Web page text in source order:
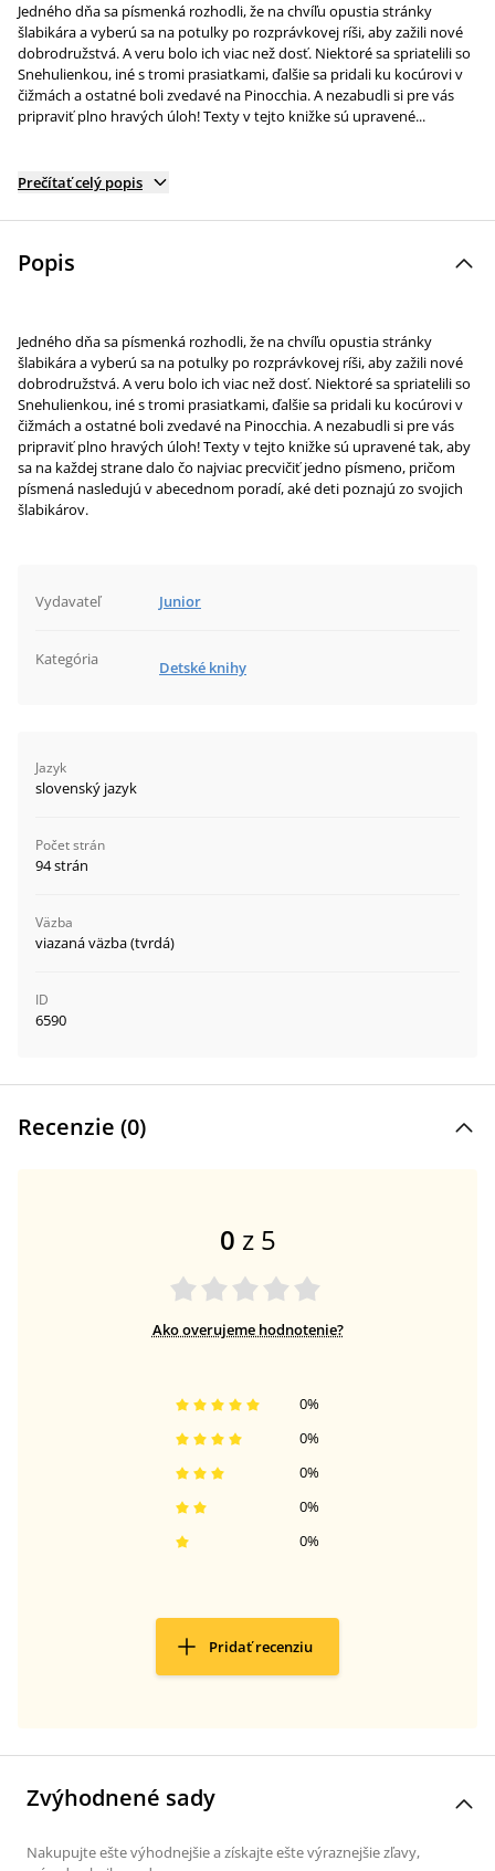
Jedného dňa sa písmenká rozhodli, že na chvíľu opustia stránky
šlabikára a vyberú sa na potulky po rozprávkovej ríši, aby zažili nové
dobrodružstvá. A veru bolo ich viac než dosť. Niektoré sa spriatelili so
Snehulienkou, iné s tromi prasiatkami, ďalšie sa pridali ku kocúrovi v
čižmách a ostatné boli zvedavé na Pinocchia. A nezabudli si pre vás
pripraviť plno hravých úloh! Texty v tejto knižke sú upravené...
Prečítať celý popis
Popis
Jedného dňa sa písmenká rozhodli, že na chvíľu opustia stránky
šlabikára a vyberú sa na potulky po rozprávkovej ríši, aby zažili nové
dobrodružstvá. A veru bolo ich viac než dosť. Niektoré sa spriatelili so
Snehulienkou, iné s tromi prasiatkami, ďalšie sa pridali ku kocúrovi v
čižmách a ostatné boli zvedavé na Pinocchia. A nezabudli si pre vás
pripraviť plno hravých úloh! Texty v tejto knižke sú upravené tak, aby
sa na každej strane dalo čo najviac precvičiť jedno písmeno, pričom
písmená nasledujú v abecednom poradí, aké deti poznajú zo svojich
šlabikárov.
Vydavateľ Junior
Kategória Detské knihy
Jazyk
slovenský jazyk
Počet strán
94 strán
Väzba
viazaná väzba (tvrdá)
ID
6590
Recenzie (0)
0 z 5
Ako overujeme hodnotenie?
0%
0%
0%
0%
0%
Pridať recenziu
Zvýhodnené sady
Nakupujte ešte výhodnejšie a získajte ešte výraznejšie zľavy,